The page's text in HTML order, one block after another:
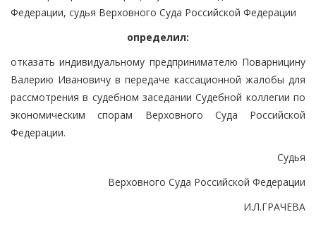
Федерации, судья Верховного Суда Российской Федерации
определил:
отказать индивидуальному предпринимателю Поварницину
Валерию Ивановичу в передаче кассационной жалобы для
рассмотрения в судебном заседании Судебной коллегии по
экономическим спорам Верховного Суда Российской
Федерации.
Судья
Верховного Суда Российской Федерации
И.Л.ГРАЧЕВА